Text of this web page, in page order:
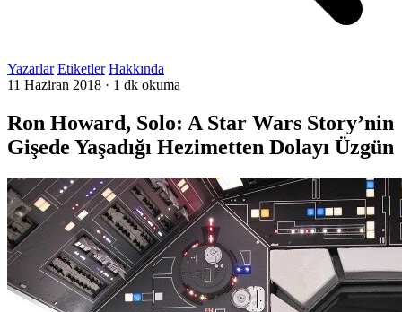
Yazarlar Etiketler Hakkında
11 Haziran 2018 · 1 dk okuma
Ron Howard, Solo: A Star Wars Story’nin
Gişede Yaşadığı Hezimetten Dolayı Üzgün